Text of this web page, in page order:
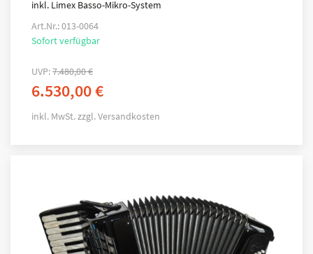
inkl. Limex Basso-Mikro-System
Art.Nr.: 013-0064
Sofort verfügbar
UVP:7.480,00€
6.530,00€
inkl. MwSt.zzgl.Versandkosten